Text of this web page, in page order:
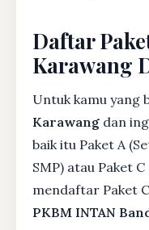
Daftar
Karawang
Untuk kamu yang
Karawang dan
baik itu Paket A
SMP) atau Paket
mendaftar Paket
PKBM INTAN